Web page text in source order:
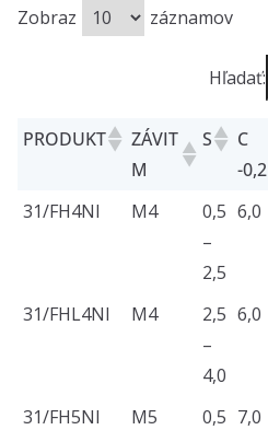
Zobraz záznamov
Hľadať:
PRODUKT
ZÁVIT
M
S
C
-0,2
PRODUKT
ZÁVIT
S
C
31/FH4NI M4
0,5
–
2,5
6,0
31/FHL4NI M4
2,5
–
4,0
6,0
31/FH5NI M5
0,5 7,0